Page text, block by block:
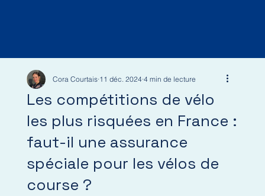
Les compétitions de vélo
les plus risquées en France :
faut-il une assurance
spéciale pour les vélos de
course ?
Cora Courtais 11 déc. 2024 4 min de lecture